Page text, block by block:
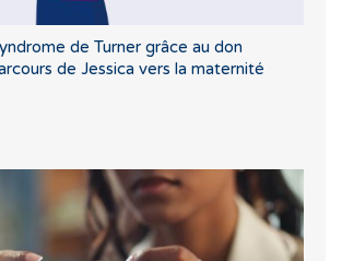
de Turner grâce au don
de Jessica vers la maternité